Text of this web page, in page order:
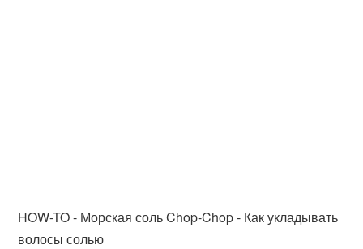
HOW-TO - Морская соль Chop-Chop - Как укладывать
волосы солью